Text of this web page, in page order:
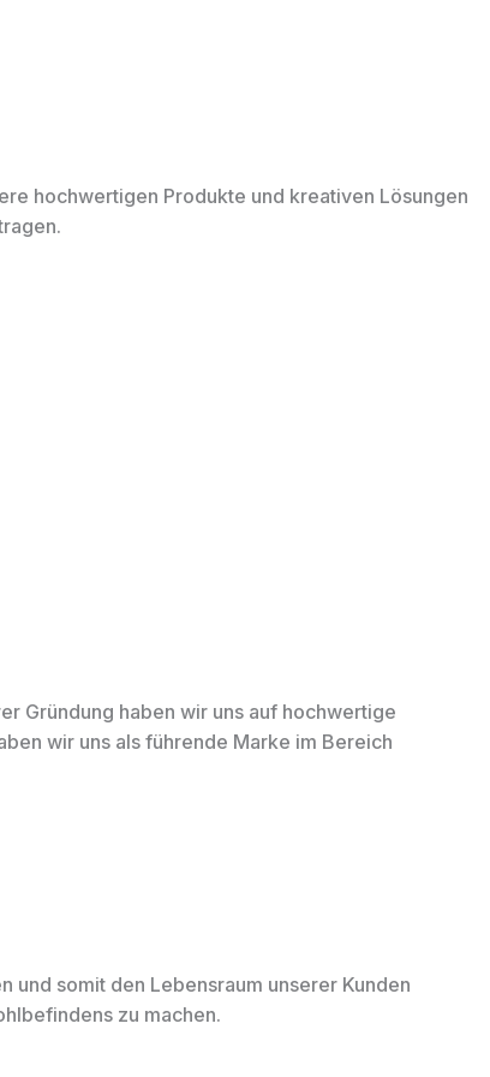
hochwertigen Produkte und kreativen Lösungen
Gründung haben wir uns auf hochwertige
wir uns als führende Marke im Bereich
und somit den Lebensraum unserer Kunden
zu machen.